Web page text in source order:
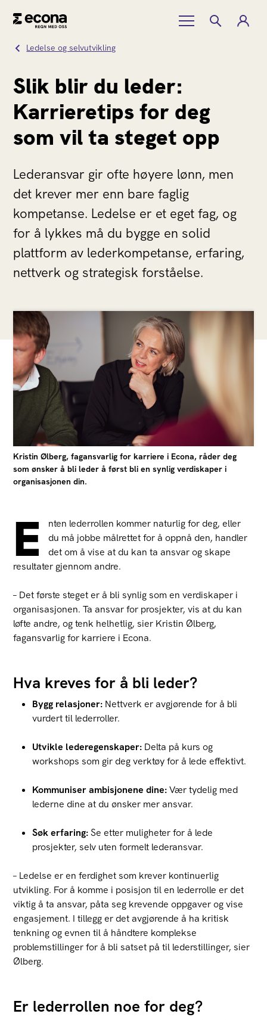
Ledelse og selvutvikling
Slik blir du leder:
Karrieretips for deg
som vil ta steget opp
Lederansvar gir ofte høyere lønn, men
det krever mer enn bare faglig
kompetanse. Ledelse er et eget fag, og
for å lykkes må du bygge en solid
plattform av lederkompetanse, erfaring,
nettverk og strategisk forståelse.
Kristin Ølberg, fagansvarlig for karriere i Econa, råder deg
som ønsker å bli leder å først bli en synlig verdiskaper i
organisasjonen din.
E
nten lederrollen kommer naturlig for deg, eller
du må jobbe målrettet for å oppnå den, handler
det om å vise at du kan ta ansvar og skape
resultater gjennom andre.
– Det første steget er å bli synlig som en verdiskaper i
organisasjonen. Ta ansvar for prosjekter, vis at du kan
løfte andre, og tenk helhetlig, sier Kristin Ølberg,
fagansvarlig for karriere i Econa.
Hva kreves for å bli leder?
Bygg relasjoner: Nettverk er avgjørende for å bli
vurdert til lederroller.
Utvikle lederegenskaper: Delta på kurs og
workshops som gir deg verktøy for å lede effektivt.
Kommuniser ambisjonene dine:Vær tydelig med
lederne dine at du ønsker mer ansvar.
Søk erfaring:Se etter muligheter for å lede
prosjekter, selv uten formelt lederansvar.
– Ledelse er en ferdighet som krever kontinuerlig
utvikling. For å komme i posisjon til en lederrolle er det
viktig å ta ansvar, påta seg krevende oppgaver og vise
engasjement. I tillegg er det avgjørende å ha kritisk
tenkning og evnen til å håndtere komplekse
problemstillinger for å bli satset på til lederstillinger, sier
Ølberg.
Er lederrollen noe for deg?